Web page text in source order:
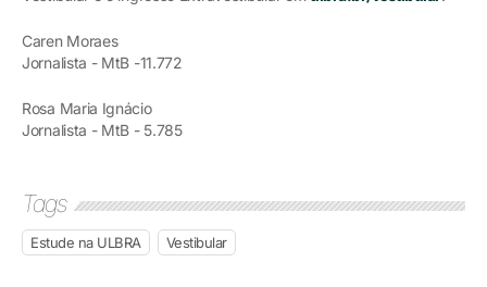
Caren Moraes
Jornalista - MtB -11.772
Rosa Maria Ignácio
Jornalista - MtB - 5.785
Tags
Estude na ULBRA Vestibular